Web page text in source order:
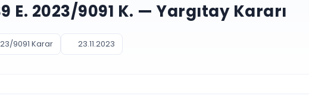
E. 2023/9091 K. — Yargıtay Kararı
9091 Karar 23.11.2023